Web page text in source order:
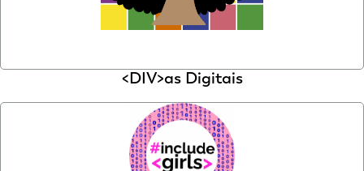
<DIV>as Digitais